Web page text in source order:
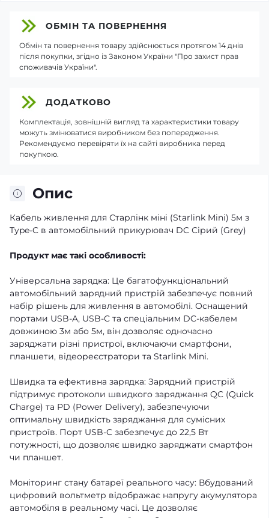
Опис
Кабель живлення для Старлінк міні (Starlink Mini) 5м з
Type-C в автомобільний прикурювач DC Сірий (Grey)
Продукт має такі особливості:
Універсальна зарядка: Це багатофункціональний
автомобільний зарядний пристрій забезпечує повний
набір рішень для живлення в автомобілі. Оснащений
портами USB-A, USB-C та спеціальним DC-кабелем
довжиною 3м або 5м, він дозволяє одночасно
заряджати різні пристрої, включаючи смартфони,
планшети, відеореєстратори та Starlink Mini.
Швидка та ефективна зарядка: Зарядний пристрій
підтримує протоколи швидкого заряджання QC (Quick
Charge) та PD (Power Delivery), забезпечуючи
оптимальну швидкість заряджання для сумісних
пристроїв. Порт USB-C забезпечує до 22,5 Вт
потужності, що дозволяє швидко заряджати смартфон
чи планшет.
Моніторинг стану батареї реального часу: Вбудований
цифровий вольтметр відображає напругу акумулятора
автомобіля в реальному часі. Це дозволяє
ОБМІН ТА ПОВЕРНЕННЯ
Обмін та повернення товару здійснюється протягом 14 днів
після покупки, згідно із Законом України "Про захист прав
споживачів України".
ДОДАТКОВО
Комплектація, зовнішній вигляд та характеристики товару
можуть змінюватися виробником без попередження.
Рекомендуємо перевіряти їх на сайті виробника перед
покупкою.